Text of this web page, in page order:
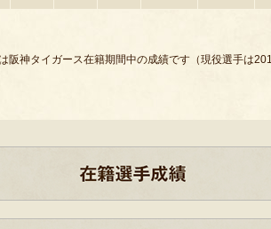
阪神タイガース在籍期間中の成績です（現役選手は